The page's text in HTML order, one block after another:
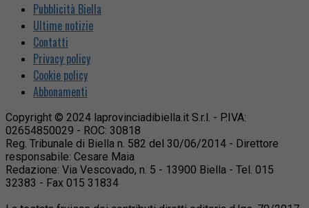
Pubblicità Biella
Ultime notizie
Contatti
Privacy policy
Cookie policy
Abbonamenti
Copyright © 2024 laprovinciadibiella.it S.r.l. - P.IVA:
02654850029 - ROC: 30818
Reg. Tribunale di Biella n. 582 del 30/06/2014 - Direttore
responsabile: Cesare Maia
Redazione: Via Vescovado, n. 5 - 13900 Biella - Tel. 015
32383 - Fax 015 31834